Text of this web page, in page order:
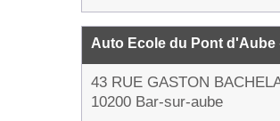
Auto Ecole du Pont d'Aube
43 RUE GASTON
10200 Bar-sur-aube